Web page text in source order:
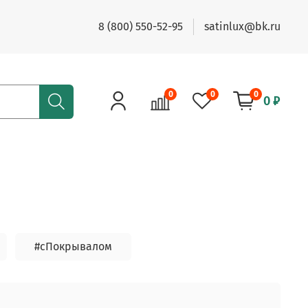
8 (800) 550-52-95 satinlux@bk.ru
0 0 0 0 ₽
#сПокрывалом